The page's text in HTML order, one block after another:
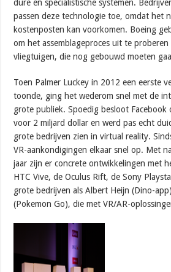
dure en specialistische systemen.
passen deze technologie toe, omdat het
kostenposten kan voorkomen. Boeing
om het assemblageproces uit te
vliegtuigen, die nog gebouwd moeten
Toen Palmer Luckey in 2012 een eerste
toonde, ging het wederom snel met de
grote publiek. Spoedig besloot Facebook
voor 2 miljard dollar en werd pas echt
grote bedrijven zien in virtual reality.
VR-aankondigingen elkaar snel op. Met
jaar zijn er concrete ontwikkelingen met
HTC Vive, de Oculus Rift, de Sony
grote bedrijven als Albert Heijn (Dino-
(Pokemon Go), die met VR/AR-